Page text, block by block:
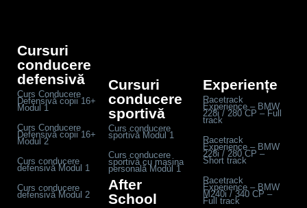
Cursuri
conducere
defensivă
Curs Conducere
Defensivă copii 16+
Modul 1
Curs Conducere
Defensivă copii 16+
Modul 2
Curs conducere
defensivă Modul 1
Curs conducere
defensivă Modul 2
Cursuri
conducere
sportivă
Curs conducere
sportivă Modul 1
Curs conducere
sportivă cu mașina
personală Modul 1
After
School
Experiențe
Racetrack
Experience – BMW
228i / 280 CP – Full
track
Racetrack
Experience – BMW
228i / 280 CP –
Short track
Racetrack
Experience – BMW
M240i / 340 CP –
Full track